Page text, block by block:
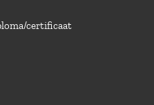
certificaat